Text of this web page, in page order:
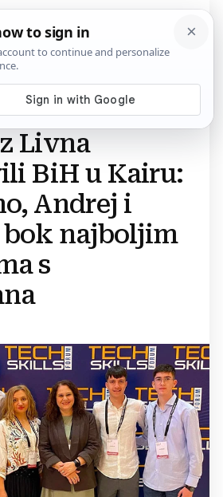
Livna
BiH u Kairu:
Andrej i
bok najboljim
s